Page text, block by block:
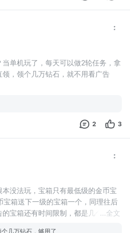
单机玩了，每天可以做2轮任务，拿
，领个几万钻石，就不用看广告
2 3
没法玩，宝箱只有最低级的金币宝
箱送下一级的宝箱一个，同理往后
宝箱还有时间限制，都是几个小时
全文
几万钻石，够用了